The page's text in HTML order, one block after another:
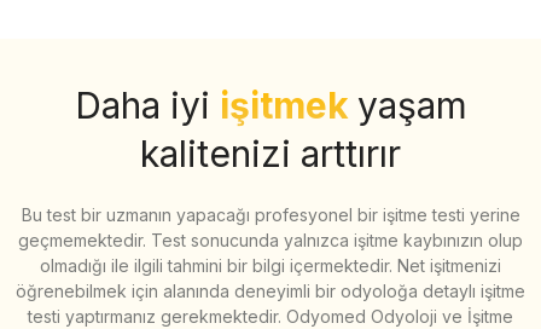
Daha iyi işitmek yaşam
kalitenizi arttırır
Bu test bir uzmanın yapacağı profesyonel bir işitme testi yerine
geçmemektedir. Test sonucunda yalnızca işitme kaybınızın olup
olmadığı ile ilgili tahmini bir bilgi içermektedir. Net işitmenizi
öğrenebilmek için alanında deneyimli bir odyoloğa detaylı işitme
testi yaptırmanız gerekmektedir. Odyomed Odyoloji ve İşitme